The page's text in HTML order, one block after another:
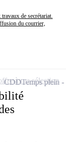
de secrétariat.
du courrier,
CDDTemps plein
à ma sélection